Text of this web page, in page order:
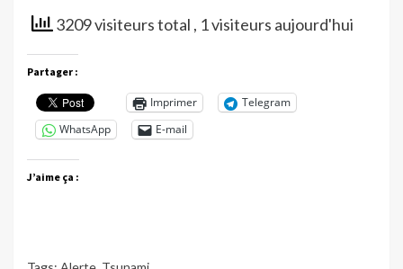
3209 visiteurs total , 1 visiteurs aujourd'hui
Partager :
Imprimer
Telegram
WhatsApp
E-mail
J’aime ça :